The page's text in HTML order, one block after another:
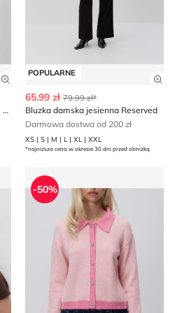
Zobacz szczegóły produktu
Bluzka damska casual na wiosnę Reserved
POPULARNE
65.99 zł 79.99 zł*
Bluzka damska jesienna Reserved
Darmowa dostwa od 200 zł
XS | S | M | L | XL | XXL
*najniższa cena w okresie 30 dni przed obniżką
na zimę
Reserved - Sweter damski
-50%